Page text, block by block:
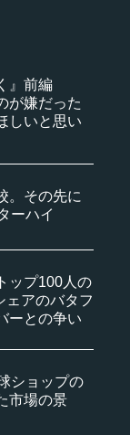
』前編
が嫌だった
しいと思い
。その先に
ーハイ
ップ100人の
ェアのバタフ
ーとの争い
ショップの
市場の景